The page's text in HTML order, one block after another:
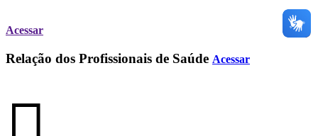
Acessar
Relação dos Profissionais de Saúde Acessar